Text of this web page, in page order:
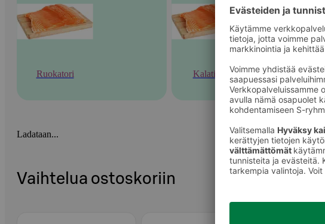
Ruokatori Kalatiski
Ladataan...
Vaihtelua ostoskoriin